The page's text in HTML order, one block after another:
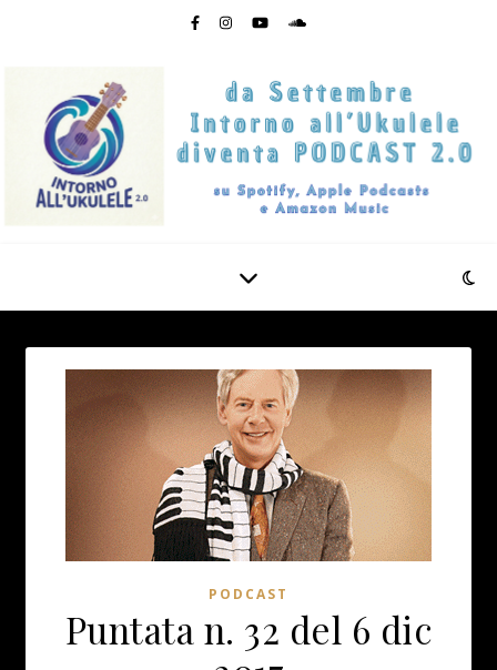
PODCAST
Puntata n. 32 del 6 dic